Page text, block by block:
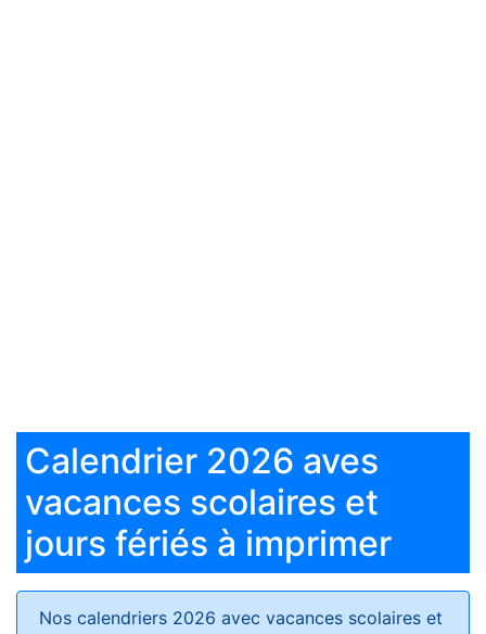
Calendrier 2026 aves
vacances scolaires et
jours fériés à imprimer
Nos calendriers 2026 avec vacances scolaires et